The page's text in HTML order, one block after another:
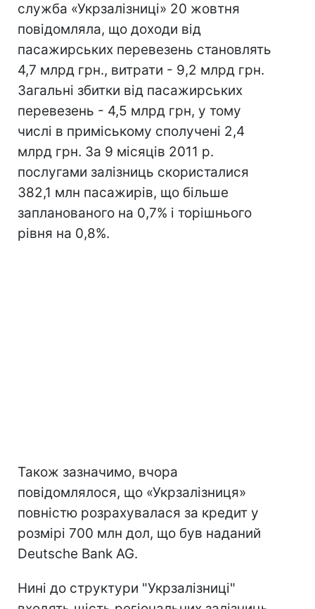
служба «Укрзалізниці» 20 жовтня
повідомляла, що доходи від
пасажирських перевезень становлять
4,7 млрд грн., витрати - 9,2 млрд грн.
Загальні збитки від пасажирських
перевезень - 4,5 млрд грн, у тому
числі в приміському сполучені 2,4
млрд грн. За 9 місяців 2011 р.
послугами залізниць скористалися
382,1 млн пасажирів, що більше
запланованого на 0,7% і торішнього
рівня на 0,8%.
Також зазначимо, вчора
повідомлялося, що «Укрзалізниця»
повністю розрахувалася за кредит у
розмірі 700 млн дол, що був наданий
Deutsche Bank AG.
Нині до структури "Укрзалізниці"